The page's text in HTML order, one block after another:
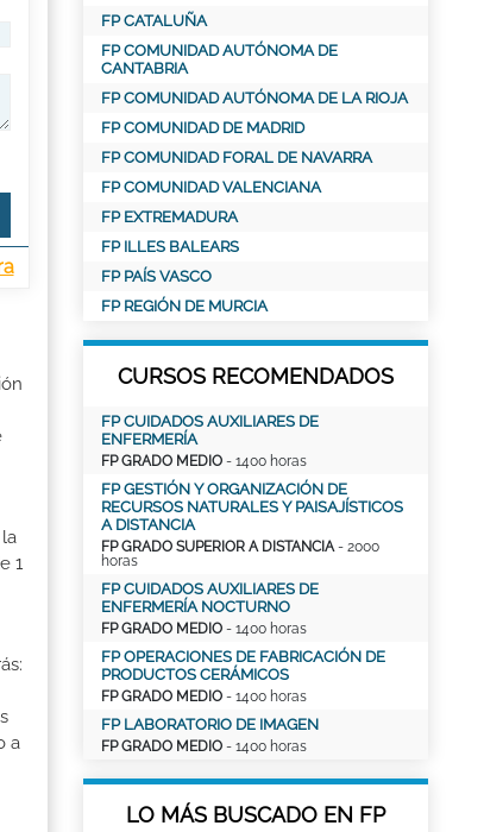
1
a
FP CATALUÑA
FP COMUNIDAD AUTÓNOMA DE
CANTABRIA
FP COMUNIDAD AUTÓNOMA DE LA RIOJA
FP COMUNIDAD DE MADRID
FP COMUNIDAD FORAL DE NAVARRA
FP COMUNIDAD VALENCIANA
FP EXTREMADURA
FP ILLES BALEARS
FP PAÍS VASCO
FP REGIÓN DE MURCIA
CURSOS RECOMENDADOS
FP CUIDADOS AUXILIARES DE
ENFERMERÍA
FP GRADO MEDIO - 1400 horas
FP GESTIÓN Y ORGANIZACIÓN DE
RECURSOS NATURALES Y PAISAJÍSTICOS
A DISTANCIA
FP GRADO SUPERIOR A DISTANCIA- 2000
horas
FP CUIDADOS AUXILIARES DE
ENFERMERÍA NOCTURNO
FP GRADO MEDIO - 1400 horas
FP OPERACIONES DE FABRICACIÓN DE
PRODUCTOS CERÁMICOS
FP GRADO MEDIO - 1400 horas
FP LABORATORIO DE IMAGEN
FP GRADO MEDIO - 1400 horas
LO MÁS BUSCADO EN FP